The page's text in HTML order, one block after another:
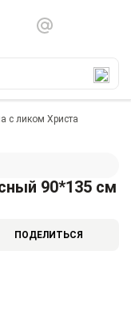
с ликом Христа
90*135 см
ПОДЕЛИТЬСЯ